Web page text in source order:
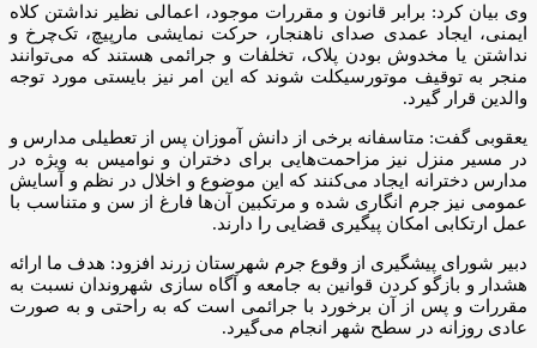
وی بیان کرد: برابر قانون و مقررات موجود، اعمالی نظیر نداشتن کلاه
ایمنی، ایجاد عمدی صدای ناهنجار، حرکت نمایشی مارپیچ، تک‌چرخ و
نداشتن یا مخدوش بودن پلاک، تخلفات و جرائمی هستند که می‌توانند
منجر به توقیف موتورسیکلت شوند که این امر نیز بایستی مورد توجه
والدین قرار گیرد.
یعقوبی گفت: متاسفانه برخی از دانش آموزان پس از تعطیلی مدارس و
در مسیر منزل نیز مزاحمت‌هایی برای دختران و نوامیس به ویژه در
مدارس دخترانه ایجاد می‌کنند که این موضوع و اخلال در نظم و آسایش
عمومی نیز جرم انگاری شده و مرتکبین آن‌ها فارغ از سن و متناسب با
عمل ارتکابی امکان پیگیری قضایی را دارند.
دبیر شورای پیشگیری از وقوع جرم شهرستان زرند افزود: هدف ما ارائه
هشدار و بازگو کردن قوانین به جامعه و آگاه سازی شهروندان نسبت به
مقررات و پس از آن برخورد با جرائمی است که به راحتی و به صورت
عادی روزانه در سطح شهر انجام می‌گیرد.